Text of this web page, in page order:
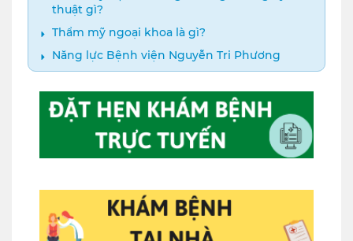
thuật gì?
Thẩm mỹ ngoại khoa là gì?
Năng lực Bệnh viện Nguyễn Tri Phương